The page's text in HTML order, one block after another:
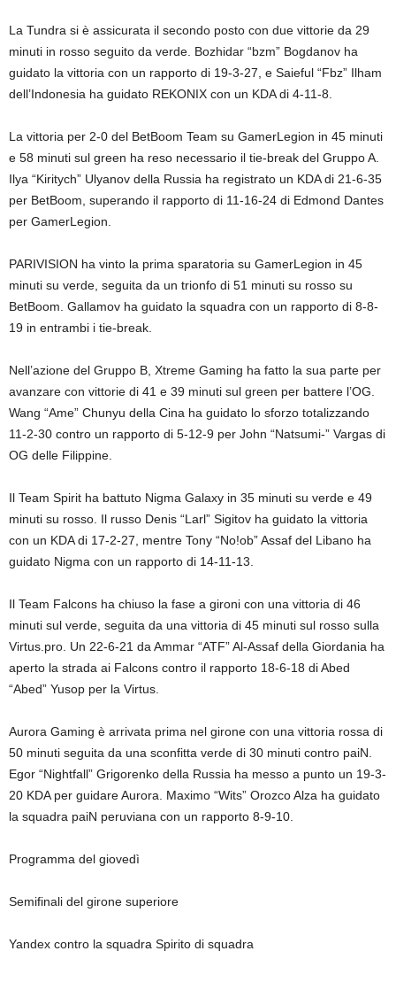
La Tundra si è assicurata il secondo posto con due vittorie da 29
minuti in rosso seguito da verde. Bozhidar “bzm” Bogdanov ha
guidato la vittoria con un rapporto di 19-3-27, e Saieful “Fbz” Ilham
dell’Indonesia ha guidato REKONIX con un KDA di 4-11-8.
La vittoria per 2-0 del BetBoom Team su GamerLegion in 45 minuti
e 58 minuti sul green ha reso necessario il tie-break del Gruppo A.
Ilya “Kiritych” Ulyanov della Russia ha registrato un KDA di 21-6-35
per BetBoom, superando il rapporto di 11-16-24 di Edmond Dantes
per GamerLegion.
PARIVISION ha vinto la prima sparatoria su GamerLegion in 45
minuti su verde, seguita da un trionfo di 51 minuti su rosso su
BetBoom. Gallamov ha guidato la squadra con un rapporto di 8-8-
19 in entrambi i tie-break.
Nell’azione del Gruppo B, Xtreme Gaming ha fatto la sua parte per
avanzare con vittorie di 41 e 39 minuti sul green per battere l’OG.
Wang “Ame” Chunyu della Cina ha guidato lo sforzo totalizzando
11-2-30 contro un rapporto di 5-12-9 per John “Natsumi-” Vargas di
OG delle Filippine.
Il Team Spirit ha battuto Nigma Galaxy in 35 minuti su verde e 49
minuti su rosso. Il russo Denis “Larl” Sigitov ha guidato la vittoria
con un KDA di 17-2-27, mentre Tony “No!ob” Assaf del Libano ha
guidato Nigma con un rapporto di 14-11-13.
Il Team Falcons ha chiuso la fase a gironi con una vittoria di 46
minuti sul verde, seguita da una vittoria di 45 minuti sul rosso sulla
Virtus.pro. Un 22-6-21 da Ammar “ATF” Al-Assaf della Giordania ha
aperto la strada ai Falcons contro il rapporto 18-6-18 di Abed
“Abed” Yusop per la Virtus.
Aurora Gaming è arrivata prima nel girone con una vittoria rossa di
50 minuti seguita da una sconfitta verde di 30 minuti contro paiN.
Egor “Nightfall” Grigorenko della Russia ha messo a punto un 19-3-
20 KDA per guidare Aurora. Maximo “Wits” Orozco Alza ha guidato
la squadra paiN peruviana con un rapporto 8-9-10.
Programma del giovedì
Semifinali del girone superiore
Yandex contro la squadra Spirito di squadra